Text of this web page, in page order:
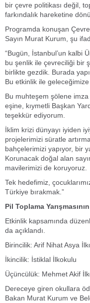
bir çevre politikası değil,
farkındalık hareketine
Programda konuşan
Sayın Murat Kurum, şu
“Bugün, İstanbul’un kalbi
bu şenlik ile çevreciliği bir
birlikte gezdik. Burada
Bu etkinlik ile
Bu muhteşem şölene imza
eşine, kıymetli Başkan
teşekkür ediyorum.
İklim krizi dünyayı iyiden
projelerimizi süratle
bahçelerimizi yapıyor, bir
Korunacak doğal alan
mavilerimizi de koruyoruz.
Tek hedefimiz,
Türkiye bırakmak.”
Pil Toplama
Etkinlik kapsamında
da açıklandı.
Birincilik: Arif Nihat Asya
İkincilik: İstiklal İlkokulu
Üçüncülük: Mehmet Akif
Dereceye giren okullara
Bakan Murat Kurum ve